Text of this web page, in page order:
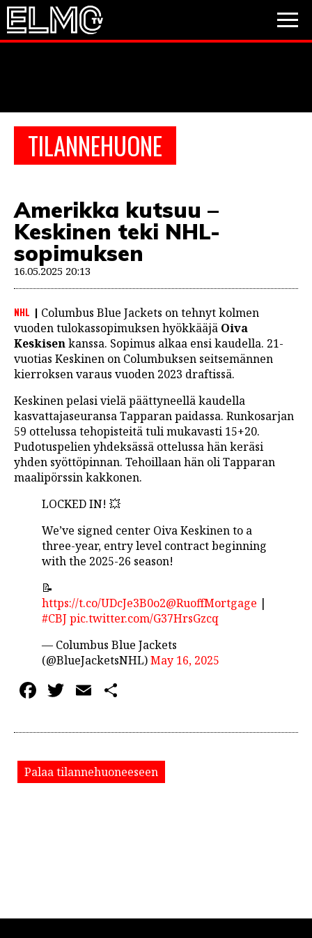
TILANNEHUONE
Amerikka kutsuu –
Keskinen teki NHL-
sopimuksen
16.05.2025 20:13
NHL
Columbus Blue Jackets on tehnyt kolmen
vuoden tulokassopimuksen hyökkääjä Oiva
Keskisenkanssa. Sopimus alkaa ensi kaudella. 21-
vuotias Keskinen on Columbuksen seitsemännen
kierroksen varaus vuoden 2023 draftissä.
Keskinen pelasi vielä päättyneellä kaudella
kasvattajaseuransa Tapparan paidassa. Runkosarjan
59 ottelussa tehopisteitä tuli mukavasti 15+20.
Pudotuspelien yhdeksässä ottelussa hän keräsi
yhden syöttöpinnan. Tehoillaan hän oli Tapparan
maalipörssin kakkonen.
LOCKED IN! 💥
We’ve signed center Oiva Keskinen to a
three-year, entry level contract beginning
with the 2025-26 season!
📝
https://t.co/UDcJe3B0o2@RuoffMortgage |
#CBJ pic.twitter.com/G37HrsGzcq
— Columbus Blue Jackets
(@BlueJacketsNHL)May 16, 2025
Facebook
Twitter
Email
Palaa tilannehuoneeseen
PESÄPALLO
VIDEOT
JALKAPALLO
EM2021
Huuhkajat
Veikkausliiga
Valioliiga
JÄÄKIEKKO
PESÄPALLO
LINTU VAI KALA
46 DENTON ROAD
VIDEOT
PODCASTIT
KOLUMNIT